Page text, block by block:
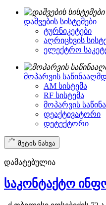
დაშვების სისტემები
ტურნიკეტები
აღრიცხვის
ელექტრო
მოპარვის
AM სისტემა
RF სისტემა
მოპარვის
დეაქტივატორი
დეტექტორი
მეტის ნახვა
დამატებულია
საკონტაქტო